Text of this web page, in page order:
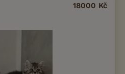
18000 Kč